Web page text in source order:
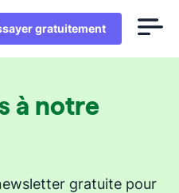
gratuitement
à notre
gratuite pour